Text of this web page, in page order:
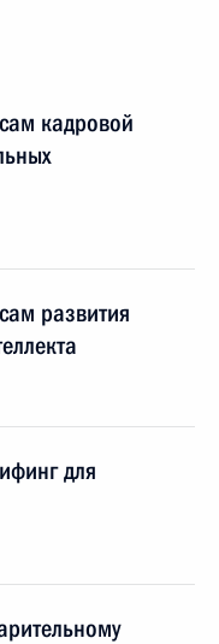
кадровой
развития
для